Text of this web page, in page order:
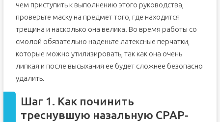
чем приступить к выполнению этого руководства,
проверьте маску на предмет того, где находится
трещина и насколько она велика. Во время работы со
смолой обязательно наденьте латексные перчатки,
которые можно утилизировать, так как она очень
липкая и после высыхания ее будет сложнее безопасно
удалить.
Шаг 1. Как починить
треснувшую назальную CPAP-